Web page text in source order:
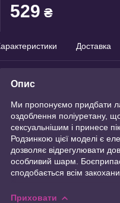
529 ₴
Доставка
Опис
Ми пропонуємо придбати
оздоблення поліуретану,
сексуальнішим і принесе
Родзинкою цієї моделі є
дозволяє відрегулювати
особливий шарм.
сподобається всім
Приховати